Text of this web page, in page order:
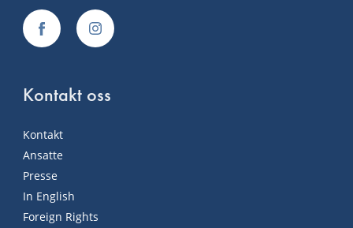
Kontakt oss
Kontakt
Ansatte
Presse
In English
Foreign Rights